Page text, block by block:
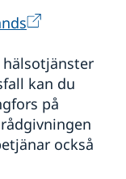
kan du
på
också